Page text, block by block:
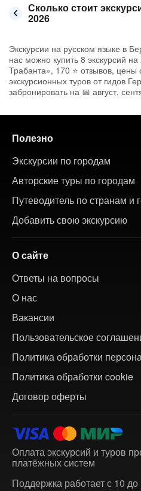
Сколько стоит
2026
Экскурсии на русском языке в
нас можно купить 8 экскурсий
Трабанта», 170 ⭐ отзывов,
экскурсионных туров от гидов
забронировать на 📅 август,
Полезно
Экскурсии по городам
Авторские туры по городам
Путеводитель по странам и
Добавить свою экскурсию
О сайте
Ответы на вопросы
О нас
Вакансии
Пользовательское
Политика обработки
Политика обработки cookie
Договор оферты
Оплата экскурсий и туров
платёжных систем
Поддержка работает с 10